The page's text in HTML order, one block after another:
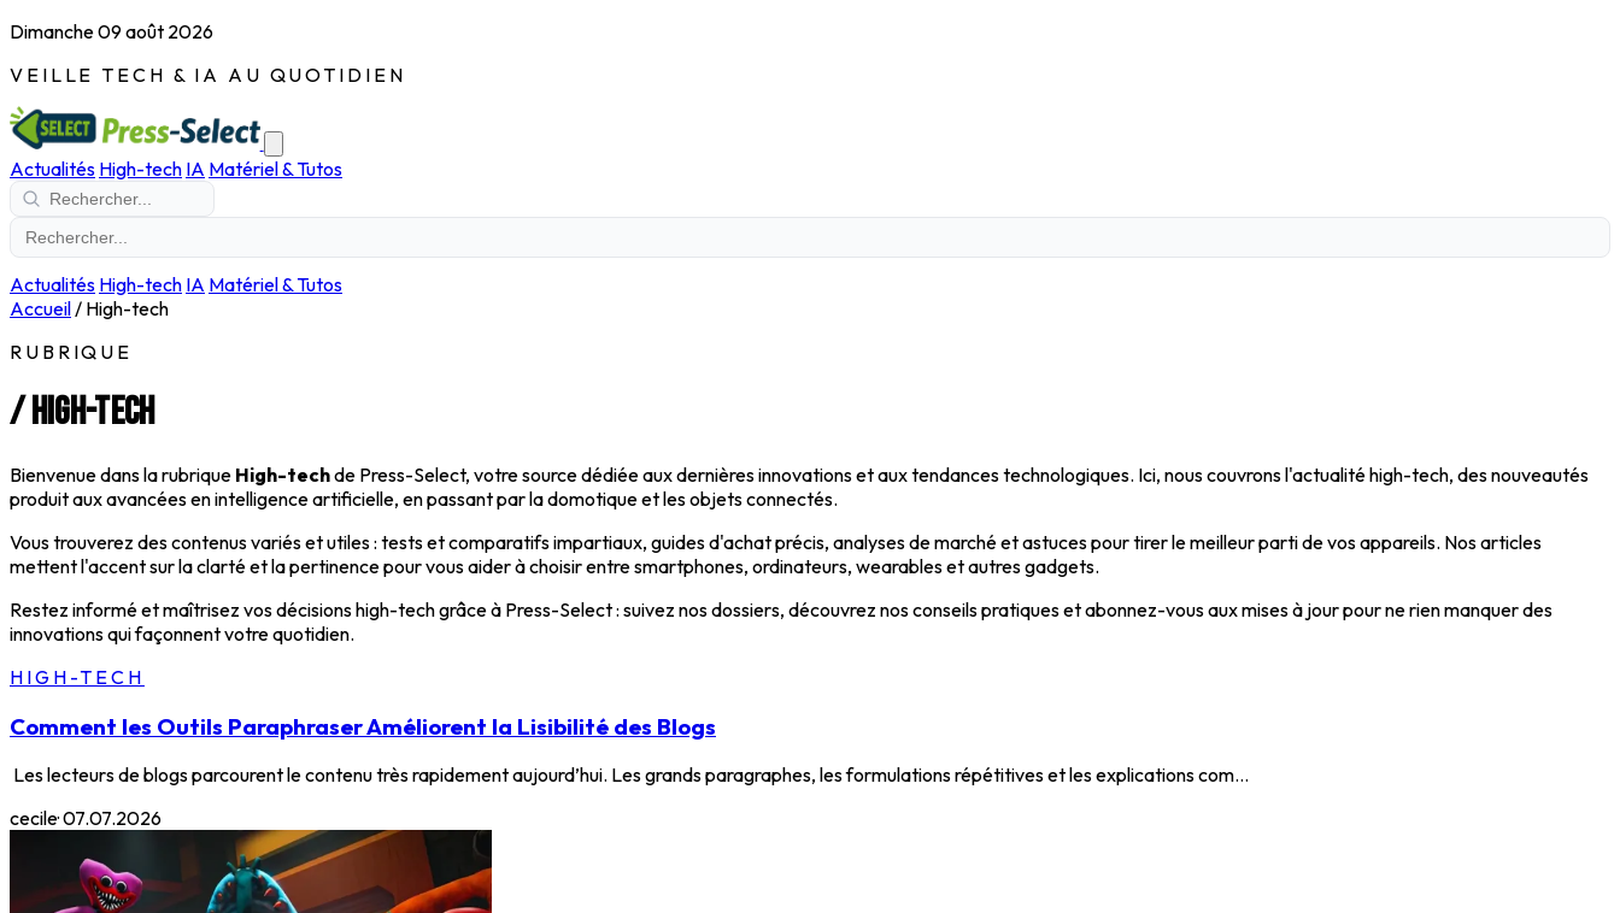
Dimanche 09 août 2026
VEILLE TECH & IA AU QUOTIDIEN
Actualités High-tech IA Matériel & Tutos
Actualités High-tech IA Matériel & Tutos
Accueil/ High-tech
RUBRIQUE
/High-tech
Bienvenue dans la rubrique High-techde Press-Select, votre source dédiée aux dernières innovations et aux tendances technologiques. Ici, nous couvrons l'actualité high-tech, des nouveautés
produit aux avancées en intelligence artificielle, en passant par la domotique et les objets connectés.
Vous trouverez des contenus variés et utiles : tests et comparatifs impartiaux, guides d'achat précis, analyses de marché et astuces pour tirer le meilleur parti de vos appareils. Nos articles
mettent l'accent sur la clarté et la pertinence pour vous aider à choisir entre smartphones, ordinateurs, wearables et autres gadgets.
Restez informé et maîtrisez vos décisions high-tech grâce à Press-Select : suivez nos dossiers, découvrez nos conseils pratiques et abonnez-vous aux mises à jour pour ne rien manquer des
innovations qui façonnent votre quotidien.
HIGH-TECH
Comment les Outils Paraphraser Améliorent la Lisibilité des Blogs
Les lecteurs de blogs parcourent le contenu très rapidement aujourd’hui. Les grands paragraphes, les formulations répétitives et les explications com...
cecile·07.07.2026